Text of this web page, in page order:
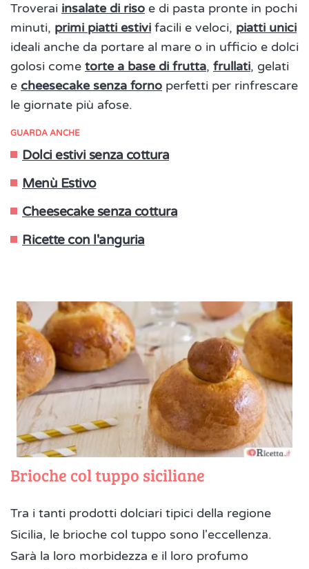
Troverai insalate di riso e di pasta pronte in pochi
minuti, primi piatti estivi facili e veloci, piatti unici
ideali anche da portare al mare o in ufficio e dolci
golosi come torte a base di frutta, frullati, gelati
e cheesecake senza forno perfetti per rinfrescare
le giornate più afose.
GUARDA ANCHE
Dolci estivi senza cottura
Menù Estivo
Cheesecake senza cottura
Ricette con l'anguria
Brioche col tuppo siciliane
Tra i tanti prodotti dolciari tipici della regione
Sicilia, le brioche col tuppo sono l'eccellenza.
Sarà la loro morbidezza e il loro profumo